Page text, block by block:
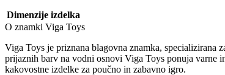
Dimenzije izdelka
O znamki Viga Toys
Viga Toys je priznana blagovna znamka, specializirana
prijaznih barv na vodni osnovi Viga Toys ponuja varne
kakovostne izdelke za poučno in zabavno igro.